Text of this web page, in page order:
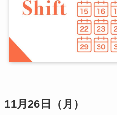
11月26日（月）